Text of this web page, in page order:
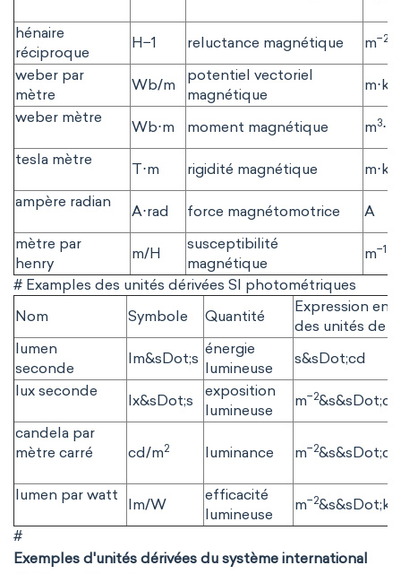
hénaire
réciproque
H−1 reluctance magnétique m−2
weber par
mètre
Wb/m
potentiel vectoriel
magnétique
weber mètre
Wb⋅m moment magnétique m3
tesla mètre
T⋅m rigidité magnétique
ampère radian
A⋅rad force magnétomotrice
A
mètre par
henry
m/H
susceptibilité
magnétique
m−1
# Examples des unités dérivées SI photométriques
Nom
Symbole Quantité
Expression en
des unités de
lumen
seconde
lm&sDot;s
énergie
lumineuse
s&sDot;cd
lux seconde
lx&sDot;s
exposition
lumineuse
m−2&s&sDot;cd
candela par
mètre carré
cd/m2 luminance m−2&s&sDot;cd
lumen par watt
lm/W
efficacité
lumineuse
m−2&s&sDot;kg
#
Exemples d'unités dérivées du système international